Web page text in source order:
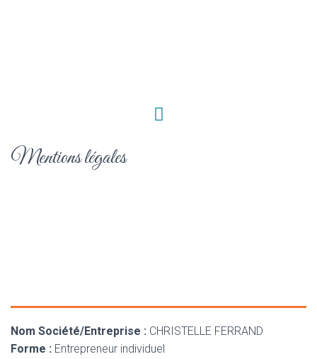
Mentions légales
Nom Société/Entreprise : CHRISTELLE FERRAND
Forme : Entrepreneur individuel